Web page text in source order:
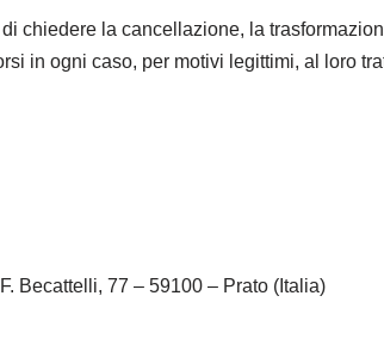
chiedere la cancellazione, la
in ogni caso, per motivi legittimi, al loro
Becattelli, 77 – 59100 – Prato (Italia)